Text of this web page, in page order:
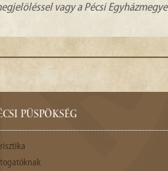
vagy a Pécsi Egyházmegye
PÜSPÖKSÉG